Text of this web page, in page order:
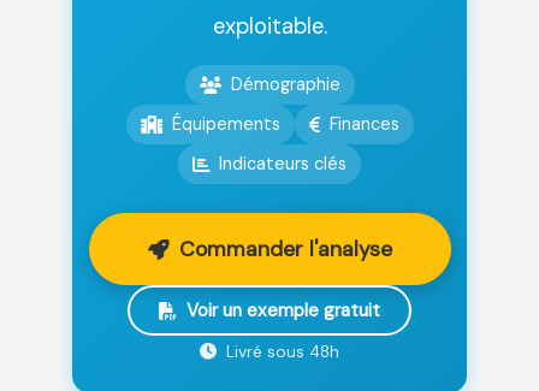
exploitable.
Démographie
Équipements
Finances
Indicateurs clés
Commander l'analyse
Voir un exemple gratuit
Livré sous 48h